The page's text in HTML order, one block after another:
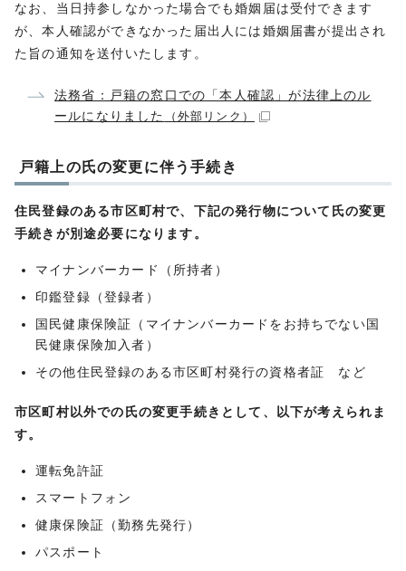
なお、当日持参しなかった場合でも婚姻届は受付できます
が、本人確認ができなかった届出人には婚姻届書が提出され
た旨の通知を送付いたします。
法務省：戸籍の窓口での「本人確認」が法律上のル
ールになりました
（外部リンク）
戸籍上の氏の変更に伴う手続き
住⺠登録のある市区町村で、下記の発行物について氏の変更
⼿続きが別途必要になります。
マイナンバーカード（所持者）
印鑑登録（登録者）
国民健康保険証（マイナンバーカードをお持ちでない国
⺠健康保険加⼊者）
その他住⺠登録のある市区町村発⾏の資格者証 など
市区町村以外での氏の変更手続きとして、以下が考えられま
す。
運転免許証
スマートフォン
健康保険証（勤務先発⾏）
パスポート